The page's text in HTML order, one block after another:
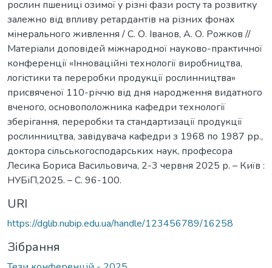
рослин пшениці озимої у різні фази росту та розвитку
залежно від впливу ретардантів на різних фонах
мінерального живлення / С. О. Іванов, А. О. Рожков //
Матеріали доповідей міжнародної науково-практичної
конференції «Інноваційні технології виробництва,
логістики та переробки продукції рослинництва»
присвяченої 110-річчю від дня народження видатного
вченого, основоположника кафедри технології
зберігання, переробки та стандартизації продукції
рослинництва, завідувача кафедри з 1968 по 1987 рр.,
доктора сільськогосподарських наук, професора
Лесика Бориса Васильовича, 2-3 червня 2025 р. – Київ :
НУБіП,2025. – С. 96-100.
URI
https://dglib.nubip.edu.ua/handle/123456789/16258
Зібрання